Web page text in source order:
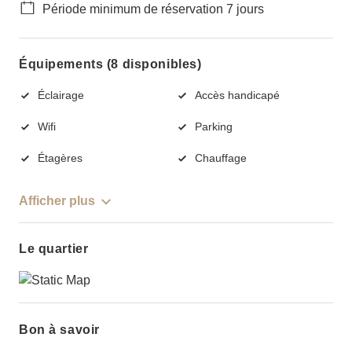
Période minimum de réservation 7 jours
Équipements (8 disponibles)
Éclairage Accès handicapé
Wifi Parking
Étagères Chauffage
Afficher plus
Le quartier
Bon à savoir